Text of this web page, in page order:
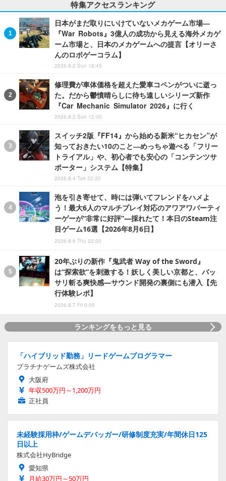
特集アクセスランキング
日本がまだ取りにいけていないメカゲーム市場―
『War Robots』3億人の成功から見える海外メカゲ
ーム市場と、日本のメカゲームへの提言【オリーさ
んのロボゲーコラム】
2026.8.2 Sun 18:45
修理費が車体価格を超えた愛車コペンがついに逝っ
た。だから鬱憤晴らしに待ち遠しいシリーズ新作
『Car Mechanic Simulator 2026』に行く
2026.8.2 Sun 12:00
スイッチ2版『FF14』から始める新米“ヒカセン”が
知っておきたい10のこと―めっちゃ遊べる「フリー
トライアル」や、初心者でも安心の「コンテンツサ
ポーター」システム【特集】
2026.8.4 Tue 22:20
泡を引き寄せて、時には弾いてフレンドをハメよ
う！最大6人のマルチプレイ対応のアワアワパーティ
ーゲーが“非常に好評”―採れたて！本日のSteam注
目ゲーム16選【2026年8月6日】
2026.8.6 Thu 22:00
20年ぶりの新作『鬼武者 Way of the Sword』
は“探索欲”を刺激する！妖しく美しい京都と、バッ
サリ斬る爽快感―サウンド開発の裏側にも潜入【先
行体験レポ】
2026.8.7 Fri 0:00
ランキングをもっと見る
「ハイブリッド勤務」リードゲームプログラマー
プラチナゲームズ株式会社
大阪府
年収500万円～1,200万円
正社員
未経験採用枠/ゲームデバッガー/研修制度充実/年間休日125
日以上
株式会社HyBridge
愛知県
月給30万円～50万円